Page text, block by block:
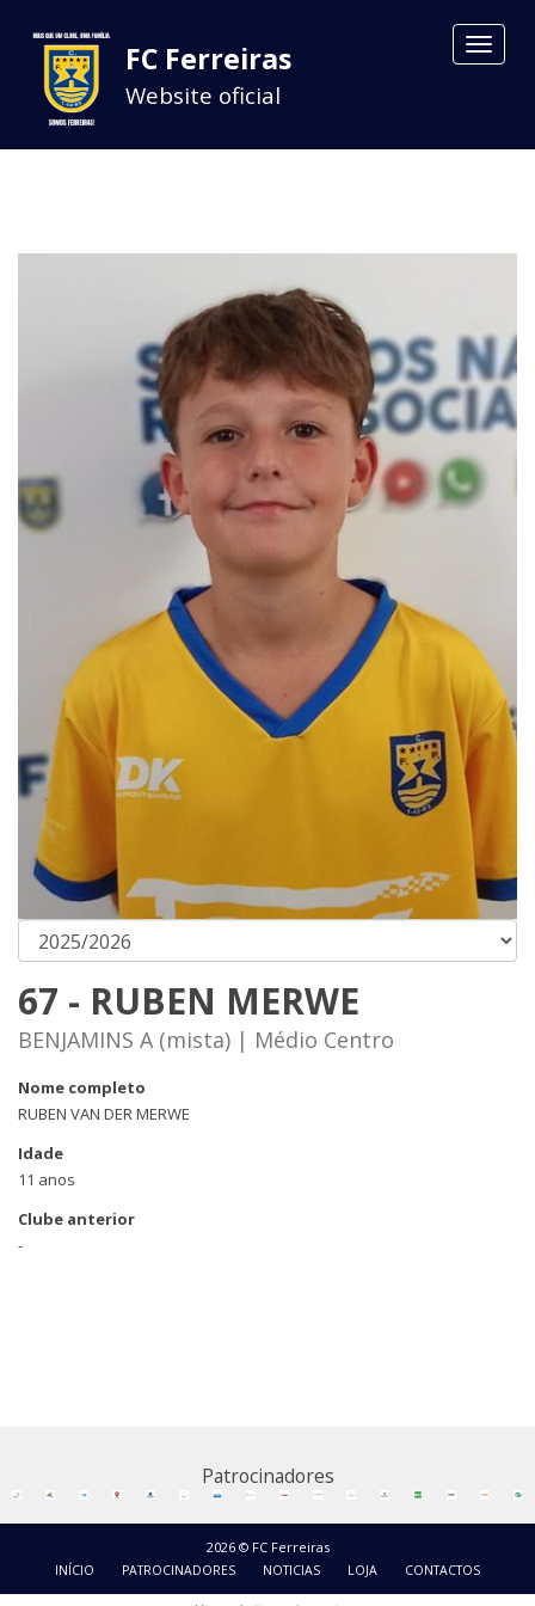
Toggle
FC Ferreiras
Website oficial
67 - RUBEN MERWE
BENJAMINS A (mista) | Médio Centro
Nome completo
RUBEN VAN DER MERWE
Idade
11 anos
Clube anterior
-
Patrocinadores
2026 © FC Ferreiras
INÍCIO PATROCINADORES NOTICIAS LOJA CONTACTOS